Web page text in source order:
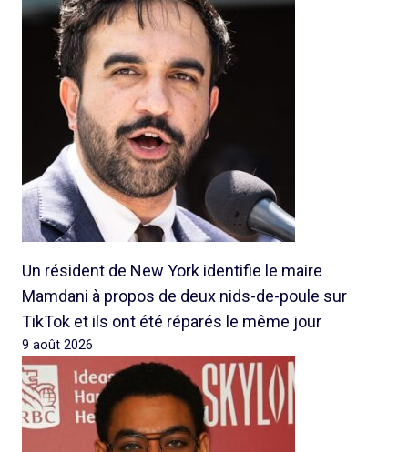
Un résident de New York identifie le maire
Mamdani à propos de deux nids-de-poule sur
TikTok et ils ont été réparés le même jour
9 août 2026